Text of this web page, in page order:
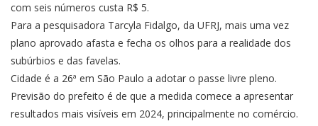
com seis números custa R$ 5.
Para a pesquisadora Tarcyla Fidalgo, da UFRJ, mais uma vez
plano aprovado afasta e fecha os olhos para a realidade dos
subúrbios e das favelas.
Cidade é a 26ª em São Paulo a adotar o passe livre pleno.
Previsão do prefeito é de que a medida comece a apresentar
resultados mais visíveis em 2024, principalmente no comércio.